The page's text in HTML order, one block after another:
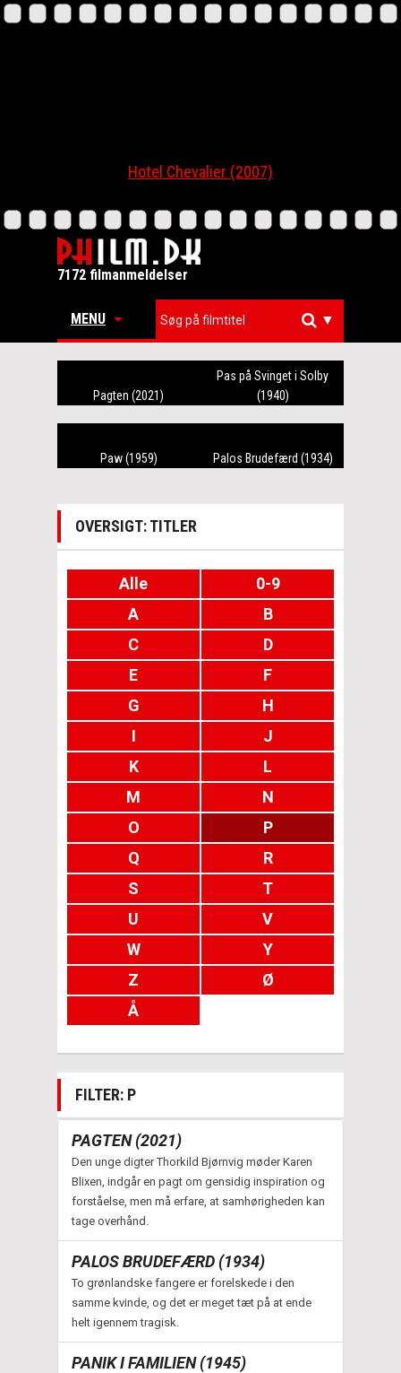
Hotel Chevalier (2007)
7172 filmanmeldelser
MENU ▼
Pagten (2021)
Pas på Svinget i Solby
(1940)
Paw (1959) Palos Brudefærd (1934)
OVERSIGT: TITLER
Alle
0-9
A
B
C
D
E
F
G
H
I
J
K
L
M
N
O
P
Q
R
S
T
U
V
W
Y
Z
Ø
Å
FILTER: P
PAGTEN (2021)
Den unge digter Thorkild Bjørnvig møder Karen
Blixen, indgår en pagt om gensidig inspiration og
forståelse, men må erfare, at samhørigheden kan
tage overhånd.
PALOS BRUDEFÆRD (1934)
To grønlandske fangere er forelskede i den
samme kvinde, og det er meget tæt på at ende
helt igennem tragisk.
PANIK I FAMILIEN (1945)